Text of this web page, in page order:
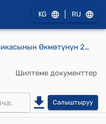
KG RU
Кыргыз Республикасынын Өкмөтүнүн 2007-жылдын 3-сентябрындагы № 387 "2005-жылдын 24-25-мартындагы окуялардын кесепетинен жабыркаган чарбакер субъекттерге жардам көрсөтүү боюнча кошумча чаралар жөнүндө" Кыргыз Республикасынын Мыйзамы тууралуу жана "2005-жылдын 24-25-мартындагы окуялардын кесепетинен жабыркаган чарбакер субъекттерге жардам көрсөтүү боюнча кошумча чаралар жөнүндө" Кыргыз Республикасынын Мыйзамына өзгөртүүлөрдү киргизүү тууралуу" Кыргыз Республикасынын Мыйзам долбоорун кайра сурап алуу жөнүндө" Токтому
Шилтеме документтер
Салыштыруу